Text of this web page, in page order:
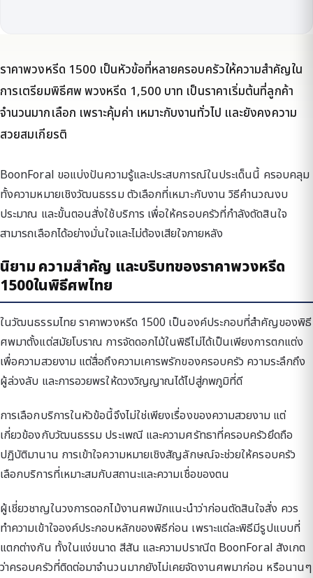
ราคาพวงหรีด 1500 เป็นหัวข้อที่หลายครอบครัวให้ความสำคัญใน
การเตรียมพิธีศพ พวงหรีด 1,500 บาท เป็นราคาเริ่มต้นที่ลูกค้า
จำนวนมากเลือก เพราะคุ้มค่า เหมาะกับงานทั่วไป และยังคงความ
สวยสมเกียรติ
BoonForal ขอแบ่งปันความรู้และประสบการณ์ในประเด็นนี้ ครอบคลุม
ทั้งความหมายเชิงวัฒนธรรม ตัวเลือกที่เหมาะกับงาน วิธีคำนวณงบ
ประมาณ และขั้นตอนสั่งใช้บริการ เพื่อให้ครอบครัวที่กำลังตัดสินใจ
สามารถเลือกได้อย่างมั่นใจและไม่ต้องเสียใจภายหลัง
นิยาม ความสำคัญ และบริบทของราคาพวงหรีด
1500ในพิธีศพไทย
ในวัฒนธรรมไทย ราคาพวงหรีด 1500 เป็นองค์ประกอบที่สำคัญของพิธี
ศพมาตั้งแต่สมัยโบราณ การจัดดอกไม้ในพิธีไม่ได้เป็นเพียงการตกแต่ง
เพื่อความสวยงาม แต่สื่อถึงความเคารพรักของครอบครัว ความระลึกถึง
ผู้ล่วงลับ และการอวยพรให้ดวงวิญญาณได้ไปสู่ภพภูมิที่ดี
การเลือกบริการในหัวข้อนี้จึงไม่ใช่เพียงเรื่องของความสวยงาม แต่
เกี่ยวข้องกับวัฒนธรรม ประเพณี และความศรัทธาที่ครอบครัวยึดถือ
ปฏิบัติมานาน การเข้าใจความหมายเชิงสัญลักษณ์จะช่วยให้ครอบครัว
เลือกบริการที่เหมาะสมกับสถานะและความเชื่อของตน
ผู้เชี่ยวชาญในวงการดอกไม้งานศพมักแนะนำว่าก่อนตัดสินใจสั่ง ควร
ทำความเข้าใจองค์ประกอบหลักของพิธีก่อน เพราะแต่ละพิธีมีรูปแบบที่
แตกต่างกัน ทั้งในแง่ขนาด สีสัน และความปราณีต BoonForal สังเกต
ว่าครอบครัวที่ติดต่อมาจำนวนมากยังไม่เคยจัดงานศพมาก่อน หรือนานๆ